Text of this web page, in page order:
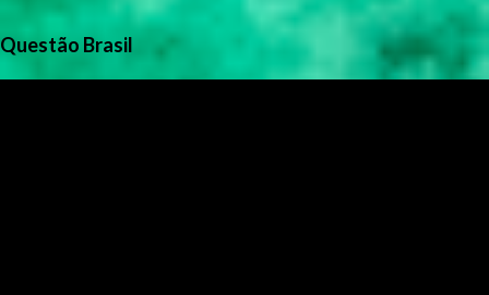
Questão Brasil